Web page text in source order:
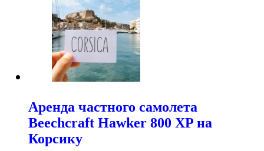
Аренда частного самолета
Beechcraft Hawker 800 XP на
Корсику